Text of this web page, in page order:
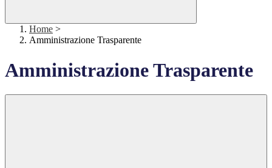
Home >
Amministrazione Trasparente
Amministrazione Trasparente